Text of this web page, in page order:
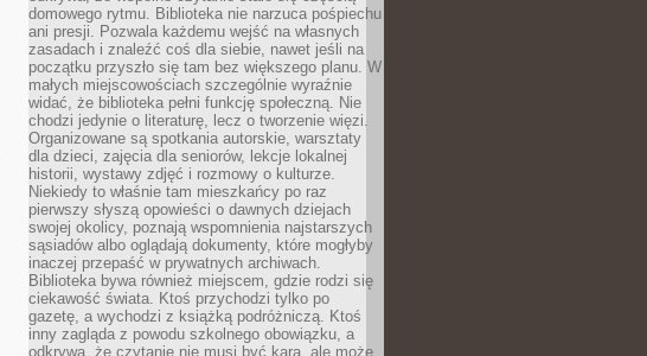
domowego rytmu. Biblioteka nie narzuca pośpiechu
ani presji. Pozwala każdemu wejść na własnych
zasadach i znaleźć coś dla siebie, nawet jeśli na
początku przyszło się tam bez większego planu. W
małych miejscowościach szczególnie wyraźnie
widać, że biblioteka pełni funkcję społeczną. Nie
chodzi jedynie o literaturę, lecz o tworzenie więzi.
Organizowane są spotkania autorskie, warsztaty
dla dzieci, zajęcia dla seniorów, lekcje lokalnej
historii, wystawy zdjęć i rozmowy o kulturze.
Niekiedy to właśnie tam mieszkańcy po raz
pierwszy słyszą opowieści o dawnych dziejach
swojej okolicy, poznają wspomnienia najstarszych
sąsiadów albo oglądają dokumenty, które mogłyby
inaczej przepaść w prywatnych archiwach.
Biblioteka bywa również miejscem, gdzie rodzi się
ciekawość świata. Ktoś przychodzi tylko po
gazetę, a wychodzi z książką podróżniczą. Ktoś
inny zagląda z powodu szkolnego obowiązku, a
odkrywa, że czytanie nie musi być karą, ale może